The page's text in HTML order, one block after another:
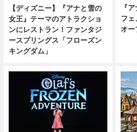
【ディズニー】『アナと雪の
女王』テーマのアトラクショ
ンにレストラン！ファンタジ
ースプリングス「フローズン
キングダム」
『
フェ
オー